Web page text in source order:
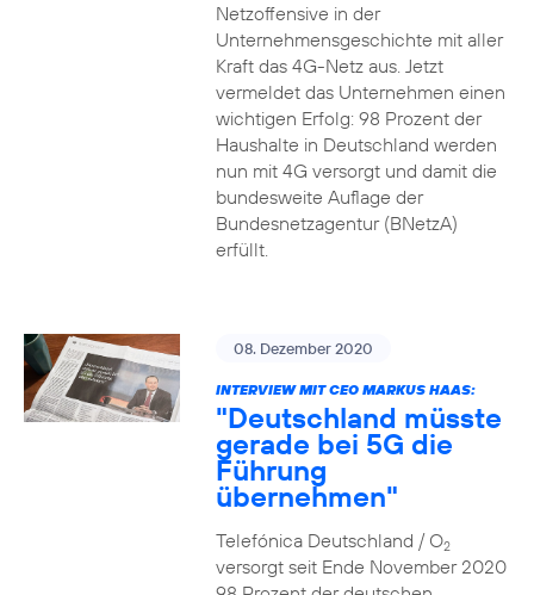
Netzoffensive in der
Unternehmensgeschichte mit aller
Kraft das 4G-Netz aus. Jetzt
vermeldet das Unternehmen einen
wichtigen Erfolg: 98 Prozent der
Haushalte in Deutschland werden
nun mit 4G versorgt und damit die
bundesweite Auflage der
Bundesnetzagentur (BNetzA)
erfüllt.
08. Dezember 2020
INTERVIEW MIT CEO MARKUS HAAS:
"Deutschland müsste
gerade bei 5G die
Führung
übernehmen"
Telefónica Deutschland / O2
versorgt seit Ende November 2020